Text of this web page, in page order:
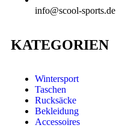
info@scool-sports.de
KATEGORIEN
Wintersport
Taschen
Rucksäcke
Bekleidung
Accessoires